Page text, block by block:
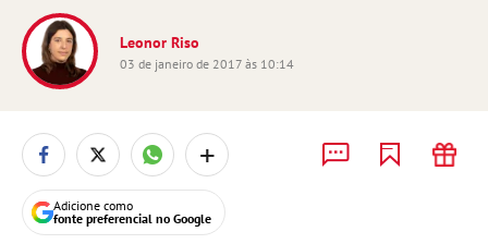
Leonor Riso
03 de janeiro de 2017 às 10:14
+
Adicione como
fonte preferencial no Google